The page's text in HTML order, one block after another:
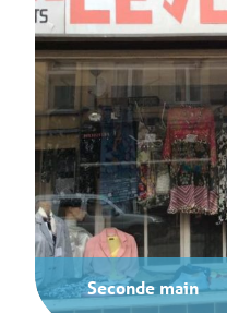
Seconde main